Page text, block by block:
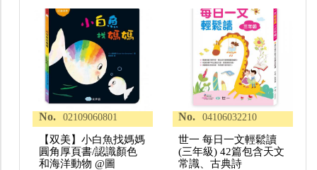
No. 02109060801
【双美】小白魚找媽媽
圓角厚頁書/認識顏色
和海洋動物 @圖
No. 04106032210
世一 每日一文輕鬆讀
(三年級) 42篇包含天文
常識、古典詩